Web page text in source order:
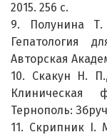
2015. 256 с.
9. Полунина
Гепатология
Авторская
10. Скакун Н.
Клиническая
Тернополь:
11. Скрипник